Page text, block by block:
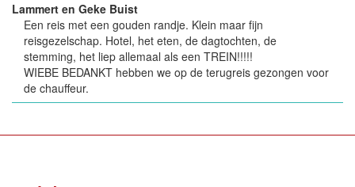
Lammert en Geke Buist
Een reis met een gouden randje. Klein maar fijn
reisgezelschap. Hotel, het eten, de dagtochten, de
stemming, het liep allemaal als een TREIN!!!!!
WIEBE BEDANKT hebben we op de terugreis gezongen voor
de chauffeur.